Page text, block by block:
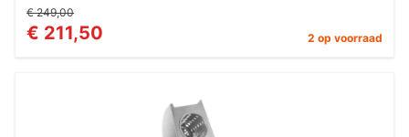
€ 249,00
€ 211,50 2 op voorraad